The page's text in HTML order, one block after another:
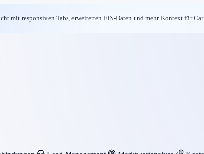
mit responsiven Tabs, erweiterten FIN-Daten und mehr Kontext für